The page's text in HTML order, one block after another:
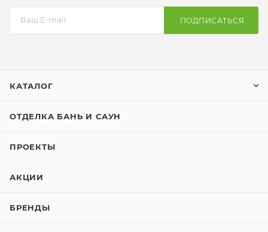
ПОДПИСАТЬСЯ
КАТАЛОГ
ОТДЕЛКА БАНЬ И САУН
ПРОЕКТЫ
АКЦИИ
БРЕНДЫ